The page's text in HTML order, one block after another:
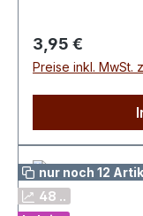
enthalten
Fett 1,25 g dav.
Kohlenhydrate
Eiweiß 2,33 g
Regulärer Preis:
3,95 €
Preise inkl. MwSt.
nur noch 12
48 ..